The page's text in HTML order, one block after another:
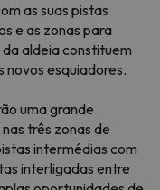
as suas pistas
e as zonas para
aldeia constituem
esquiadores.
uma grande
três zonas de
intermédias com
interligadas entre